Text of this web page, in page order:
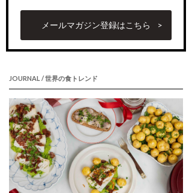
メールマガジン登録はこちら
JOURNAL / 世界の食トレンド